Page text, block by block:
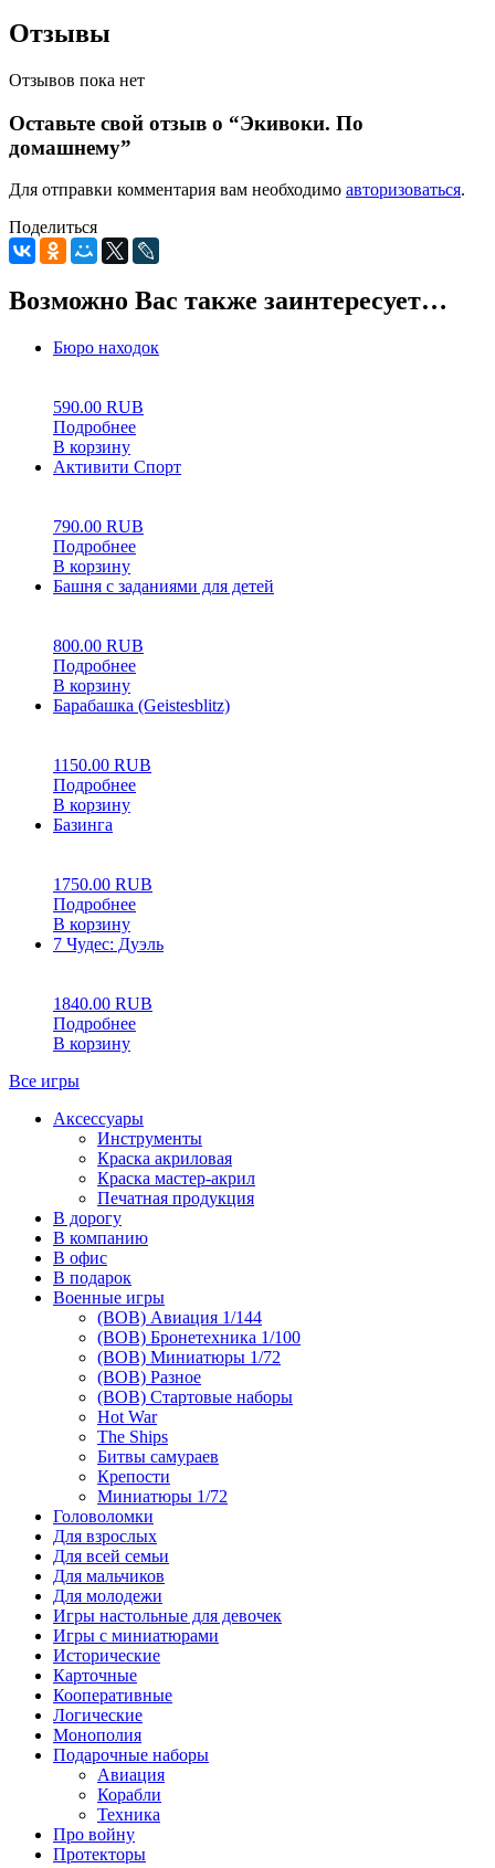
Отзывы
Отзывов пока нет
Оставьте свой отзыв о “Экивоки. По
домашнему”
Для отправки комментария вам необходимо авторизоваться.
Поделиться
Возможно Вас также заинтересует…
Бюро находок
590.00 RUB
Подробнее
В корзину
Активити Спорт
790.00 RUB
Подробнее
В корзину
Башня с заданиями для детей
800.00 RUB
Подробнее
В корзину
Барабашка (Geistesblitz)
1150.00 RUB
Подробнее
В корзину
Базинга
1750.00 RUB
Подробнее
В корзину
7 Чудес: Дуэль
1840.00 RUB
Подробнее
В корзину
Все игры
Аксессуары
Инструменты
Краска акриловая
Краска мастер-акрил
Печатная продукция
В дорогу
В компанию
В офис
В подарок
Военные игры
(ВОВ) Авиация 1/144
(ВОВ) Бронетехника 1/100
(ВОВ) Миниатюры 1/72
(ВОВ) Разное
(ВОВ) Стартовые наборы
Hot War
The Ships
Битвы самураев
Крепости
Миниатюры 1/72
Головоломки
Для взрослых
Для всей семьи
Для мальчиков
Для молодежи
Игры настольные для девочек
Игры с миниатюрами
Исторические
Карточные
Кооперативные
Логические
Монополия
Подарочные наборы
Авиация
Корабли
Техника
Про войну
Протекторы